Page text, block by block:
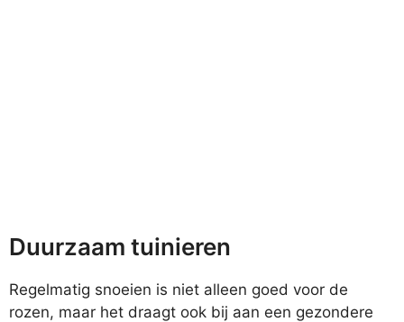
Duurzaam tuinieren
Regelmatig snoeien is niet alleen goed voor de
rozen, maar het draagt ook bij aan een gezondere